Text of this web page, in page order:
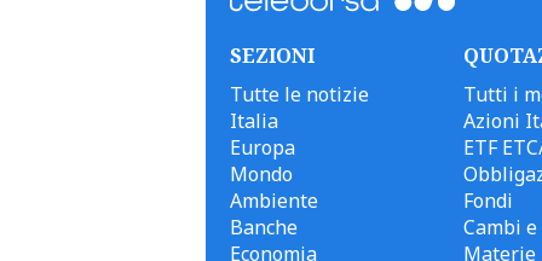
SEZIONI
Tutte le notizie
Italia
Europa
Mondo
Ambiente
Banche
Economia
Tutti i
Azioni
ETF
Fondi
Cambi
Materie